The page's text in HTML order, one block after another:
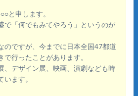
申します。
で「何でもみてやろう」というのが
のですが、今までに日本全国47都道
で行ったことがあります。
、デザイン展、映画、演劇なども時
います。